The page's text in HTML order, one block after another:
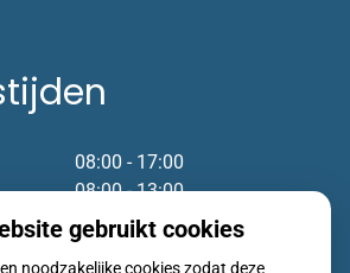
08:00 - 17:00
08:00 - 13:00
08:00 - 17:00
08:00 - 17:00
gebruikt cookies
noodzakelijke cookies zodat deze